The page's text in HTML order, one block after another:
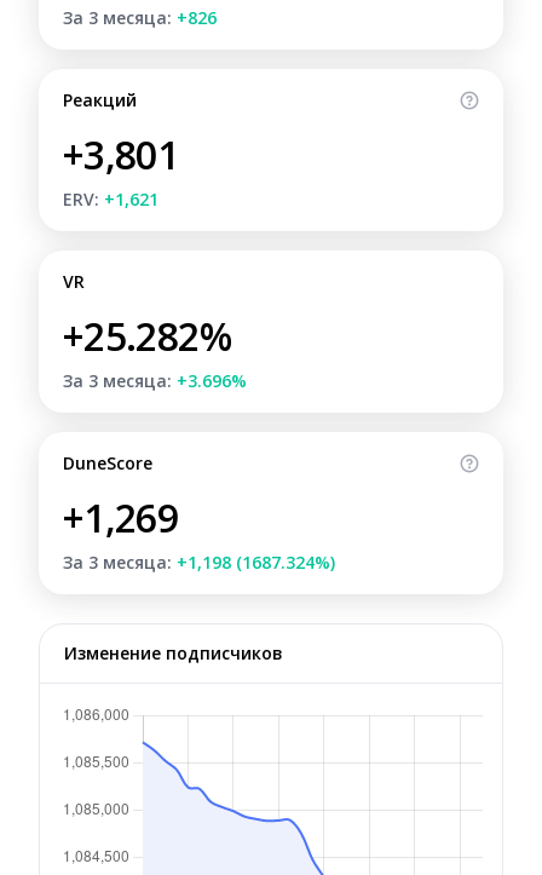
За 3 месяца: +826
Реакций
+3,801
ERV: +1,621
VR
+25.282%
За 3 месяца: +3.696%
DuneScore
+1,269
За 3 месяца: +1,198 (1687.324%)
Изменение подписчиков